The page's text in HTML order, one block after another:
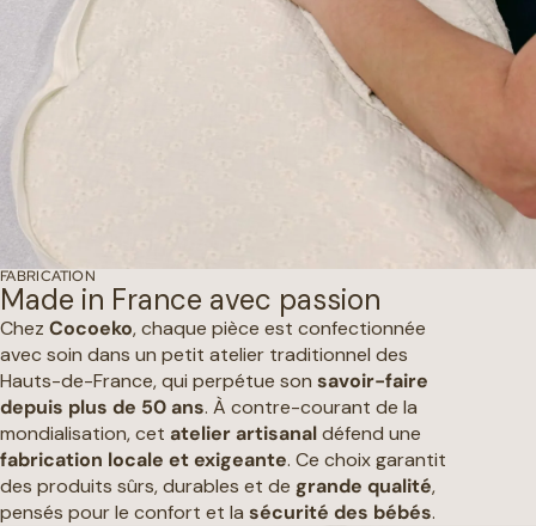
FABRICATION
Made in France avec passion
Chez Cocoeko, chaque pièce est confectionnée
avec soin dans un petit atelier traditionnel des
Hauts-de-France, qui perpétue son savoir-faire
depuis plus de 50 ans. À contre-courant de la
mondialisation, cet atelier artisanaldéfend une
fabrication locale et exigeante. Ce choix garantit
des produits sûrs, durables et de grande qualité,
pensés pour le confort et la sécurité des bébés.